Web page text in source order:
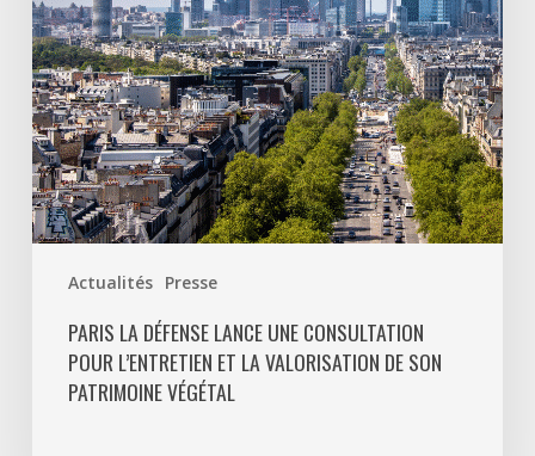
Actualités Presse
l’entretien
et
la
valorisation
de
son
patrimoine
végétal
PARIS LA DÉFENSE LANCE UNE CONSULTATION
POUR L’ENTRETIEN ET LA VALORISATION DE SON
PATRIMOINE VÉGÉTAL